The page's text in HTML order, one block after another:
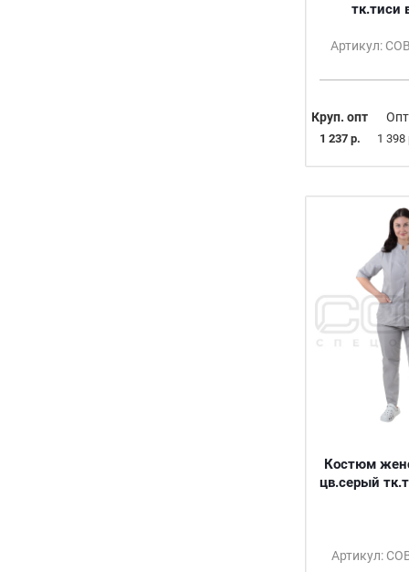
тк.тиси
Артикул:
Круп. опт
1 237 р.
Опт
1 398
Костюм
цв.серый
Артикул: